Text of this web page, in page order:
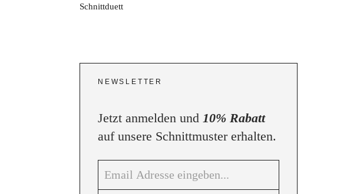
NEWSLETTER
Jetzt anmelden und 10% Rabatt
auf unsere Schnittmuster erhalten.